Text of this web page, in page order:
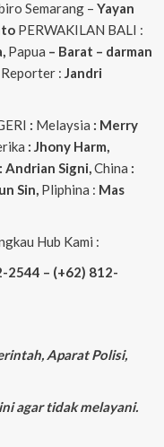
Semarang – Yayan
PERWAKILAN BALI :
Papua – Barat – darman
Reporter : Jandri
: Melaysia : Merry
: Jhony Harm,
: Andrian Signi,China :
Sin, Pliphina : Mas
Hub Kami :
– (+62) 812-
Aparat Polisi,
agar tidak melayani.